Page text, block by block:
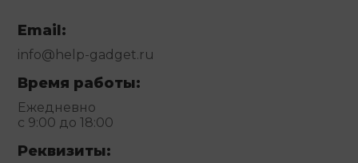
Email:
info@help-gadget.ru
Время работы:
Ежедневно
с 9:00 до 18:00
Реквизиты: